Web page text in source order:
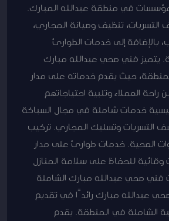
في منطقة عبدالله المبارك.
تنظيف وصيانة المجاري،
بالإضافة إلى خدمات الطوارئ
يتميز فني صحي عبدالله مبارك
حيث يقدم خدماته على مدار
راحة العملاء وتلبية احتياجاتهم
خدمات شاملة في مجال السباكة
التسربات وتسليك المجاري. تركيب
الصحية. خدمات طوارئ على مدار
وقائية للحفاظ على سلامة المنازل
صحي عبدالله مبارك الشاملة
عبدالله مبارك رائدًا في تقديم
الشاملة في المنطقة. يقدم